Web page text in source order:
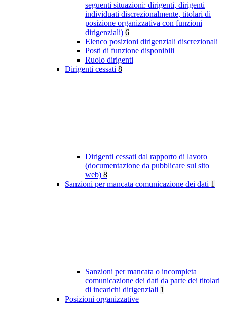
seguenti situazioni: dirigenti, dirigenti
individuati discrezionalmente, titolari di
posizione organizzativa con funzioni
dirigenziali) 6
Elenco posizioni dirigenziali discrezionali
Posti di funzione disponibili
Ruolo dirigenti
Dirigenti cessati 8
Dirigenti cessati dal rapporto di lavoro
(documentazione da pubblicare sul sito
web) 8
Sanzioni per mancata comunicazione dei dati 1
Sanzioni per mancata o incompleta
comunicazione dei dati da parte dei titolari
di incarichi dirigenziali 1
Posizioni organizzative